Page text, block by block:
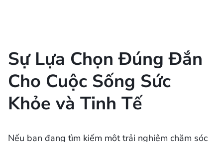
Sự Lựa Chọn Đúng Đắn
Cho Cuộc Sống Sức
Khỏe và Tinh Tế
Nếu bạn đang tìm kiếm một trải nghiệm chăm sóc